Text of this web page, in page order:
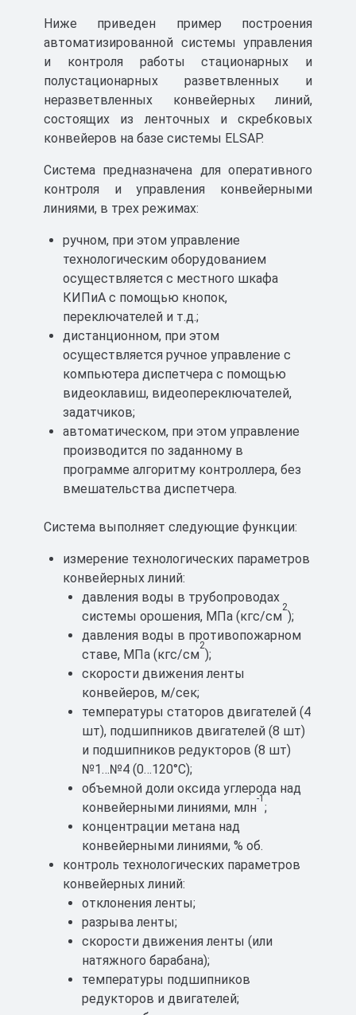
Область применения системы - это
подземные выработки шахт и рудников, в
том числе опасные по газу и (или) пыли,
согласно маркировке взрывозащиты и
требованиям отраслевых Правил
безопасности.
Ниже приведен пример построения
автоматизированной системы управления
и контроля работы стационарных и
полустационарных раз­ветвленных и
неразветвленных конвей­ерных линий,
состоящих из ленточных и скребковых
конвейеров на базе системы ELSAP.
Система предназначена для оперативного
контроля и управления конвейерными
линиями, в трех режимах:
ручном, при этом управление
технологическим оборудованием
осуществляется с местного шкафа
КИПиА с помощью кнопок,
переключателей и т.д.;
дистанционном, при этом
осуществляется ручное управление с
компьютера диспетчера с помощью
видеоклавиш, видеопереключателей,
задатчиков;
автоматическом, при этом управление
производится по заданному в
программе алгоритму контроллера, без
вмешательства диспетчера.
Система выполняет следующие функции:
измерение технологических параметров
конвейерных линий:
давления воды в трубопроводах
системы орошения, МПа (кгс/см
2
);
давления воды в противопожарном
ставе, МПа (кгс/см
2
);
скорости движения ленты
конвейеров, м/сек;
температуры статоров двигателей (4
шт), подшипников двигателей (8 шт)
и подшипников редукторов (8 шт)
№1…№4 (0…120°С);
объемной доли оксида углерода над
конвейерными линиями, млн
-1
;
концентрации метана над
конвейерными линиями, % об.
контроль технологических параметров
конвейерных линий:
отклонения ленты;
разрыва ленты;
скорости движения ленты (или
натяжного барабана);
температуры подшипников
редукторов и двигателей;
ELSAP Сертификат ТР ТС
Скачать